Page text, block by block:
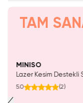
TAM
MINISO
Lazer Kesim Destekli
5.0 (2)